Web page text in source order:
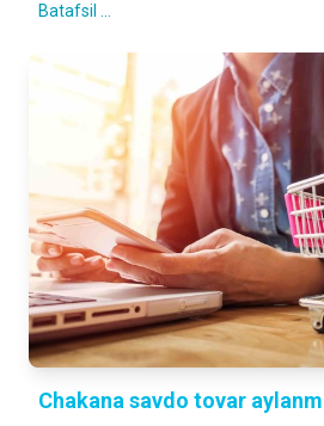
Batafsil ...
Chakana savdo tovar